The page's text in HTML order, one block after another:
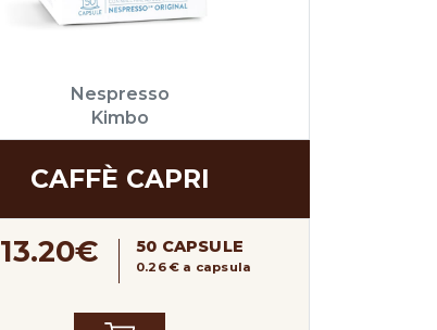
Nespresso
Kimbo
CAFFÈ CAPRI
13.20€ 50 CAPSULE
0.26 € a capsula